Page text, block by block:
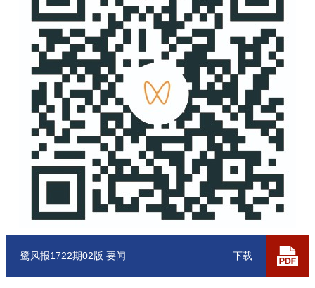
下载
鹭风报1722期02版 要闻